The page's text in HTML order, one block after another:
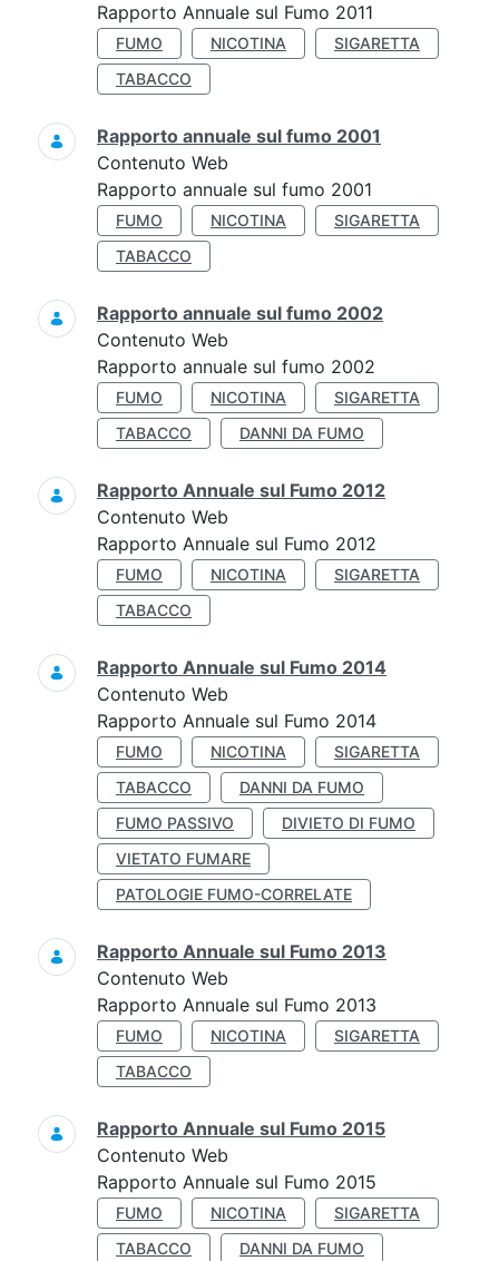
Rapporto Annuale sul Fumo 2011
FUMO NICOTINA
SIGARETTA
TABACCO
Rapporto annuale sul fumo 2001
Contenuto Web
Rapporto annuale sul fumo 2001
FUMO NICOTINA
SIGARETTA
TABACCO
Rapporto annuale sul fumo 2002
Contenuto Web
Rapporto annuale sul fumo 2002
FUMO NICOTINA
SIGARETTA
TABACCO
DANNI DA FUMO
Rapporto Annuale sul Fumo 2012
Contenuto Web
Rapporto Annuale sul Fumo 2012
FUMO NICOTINA
SIGARETTA
TABACCO
Rapporto Annuale sul Fumo 2014
Contenuto Web
Rapporto Annuale sul Fumo 2014
FUMO NICOTINA
SIGARETTA
TABACCO
DANNI DA FUMO
FUMO PASSIVO
DIVIETO DI FUMO
VIETATO FUMARE
PATOLOGIE FUMO-CORRELATE
Rapporto Annuale sul Fumo 2013
Contenuto Web
Rapporto Annuale sul Fumo 2013
FUMO NICOTINA
SIGARETTA
TABACCO
Rapporto Annuale sul Fumo 2015
Contenuto Web
Rapporto Annuale sul Fumo 2015
FUMO NICOTINA
SIGARETTA
TABACCO
DANNI DA FUMO